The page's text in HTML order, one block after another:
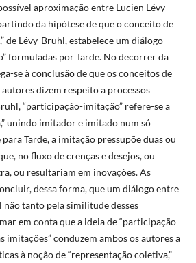
aproximação entre Lucien Lévy-
da hipótese de que o conceito de
de Lévy-Bruhl, estabelece um diálogo
formuladas por Tarde. No decorrer da
se à conclusão de que os conceitos de
autores dizem respeito a processos
“participação-imitação” refere-se a
unindo imitador e imitado num só
Tarde, a imitação pressupõe duas ou
no fluxo de crenças e desejos, ou
ou resultariam em inovações. As
dessa forma, que um diálogo entre
não tanto pela similitude desses
em conta que a ideia de “participação-
imitações” conduzem ambos os autores a
à noção de “representação coletiva,”